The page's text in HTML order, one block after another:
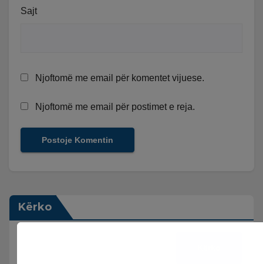
Sajt
Njoftomë me email për komentet vijuese.
Njoftomë me email për postimet e reja.
Kërko